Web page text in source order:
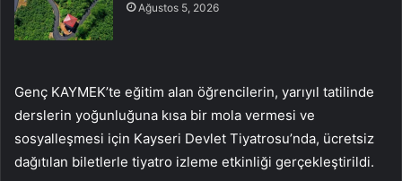
Ağustos 5, 2026
Genç KAYMEK’te eğitim alan öğrencilerin, yarıyıl tatilinde
derslerin yoğunluğuna kısa bir mola vermesi ve
sosyalleşmesi için Kayseri Devlet Tiyatrosu’nda, ücretsiz
dağıtılan biletlerle tiyatro izleme etkinliği gerçekleştirildi.